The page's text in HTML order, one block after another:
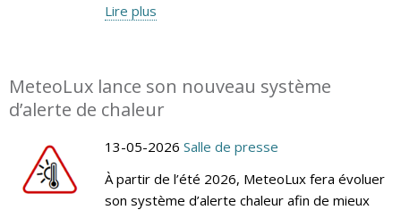
Lire plus
MeteoLux lance son nouveau système
d’alerte de chaleur
13-05-2026 Salle de presse
À partir de l’été 2026, MeteoLux fera évoluer
son système d’alerte chaleur afin de mieux